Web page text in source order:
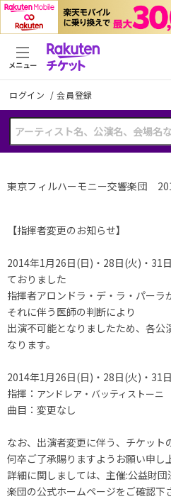
ログイン /会員登録
メニュー
東京フィルハーモニー交響楽団
【指揮者変更のお知らせ】
2014年1月26日(日)・28日(火)・31
ておりました
指揮者アロンドラ・デ・ラ・パーラ
それに伴う医師の判断により
出演不可能となりましたため、各公
なります。
2014年1月26日(日)・28日(火)・31
指揮： アンドレア・バッティストーニ
曲目：変更なし
なお、出演者変更に伴う、チケット
何卒ご了承賜りますようお願い申し
詳細に関しましては、主催:公益財
楽団の公式ホームページをご確認下